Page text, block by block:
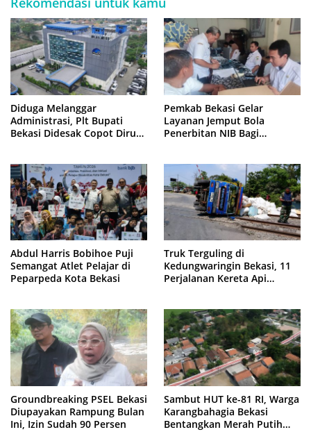
Diduga Melanggar
Administrasi, Plt Bupati
Bekasi Didesak Copot Dirum
Pemkab Bekasi Gelar
Layanan Jemput Bola
Penerbitan NIB Bagi
Abdul Harris Bobihoe Puji
Semangat Atlet Pelajar di
Peparpeda Kota Bekasi
Truk Terguling di
Kedungwaringin Bekasi, 11
Perjalanan Kereta Api
Groundbreaking PSEL Bekasi
Diupayakan Rampung Bulan
Ini, Izin Sudah 90 Persen
Sambut HUT ke-81 RI, Warga
Karangbahagia Bekasi
Bentangkan Merah Putih